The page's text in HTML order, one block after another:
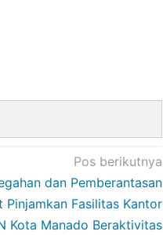
Pos berikutnya
dan Pemberantasan
Pinjamkan Fasilitas Kantor
Kota Manado Beraktivitas